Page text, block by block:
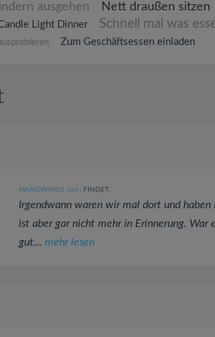
ausgehen
Nett draußen sitzen
Light Dinner Schnell mal was
Zum Geschäftsessen einladen
MANOWAR02 (864 )FINDET:
Irgendwann waren wir mal dort und haben
ist aber gar nicht mehr in Erinnerung. War
gut... mehr lesen